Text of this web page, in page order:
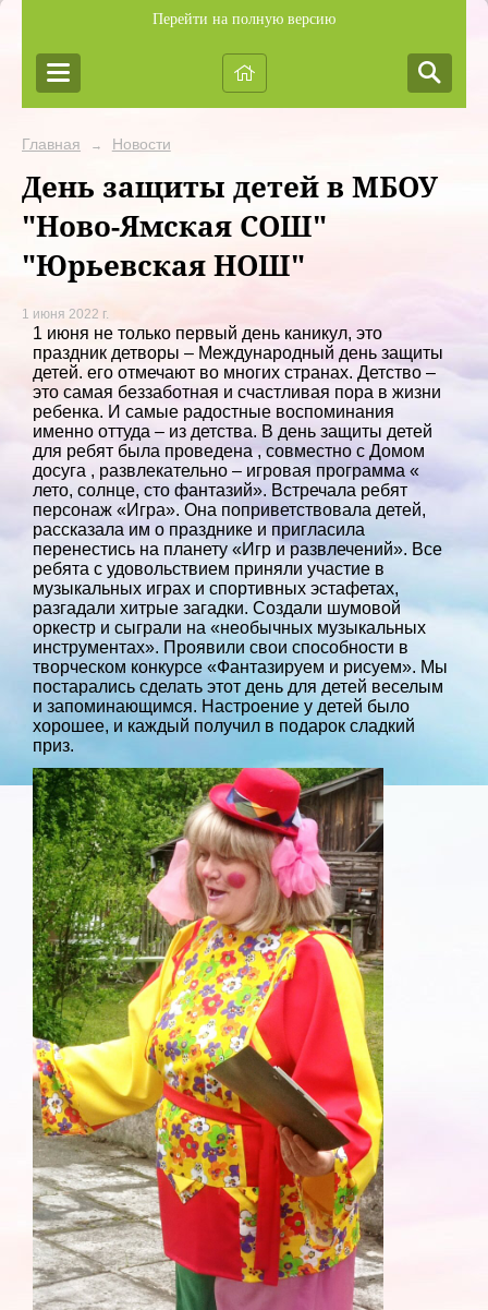
Перейти на полную версию
Главная → Новости
День защиты детей в МБОУ
"Ново-Ямская СОШ"
"Юрьевская НОШ"
1 июня 2022 г.
1 июня не только первый день каникул, это
праздник детворы – Международный день защиты
детей. его отмечают во многих странах. Детство –
это самая беззаботная и счастливая пора в жизни
ребенка. И самые радостные воспоминания
именно оттуда – из детства. В день защиты детей
для ребят была проведена , совместно с Домом
досуга , развлекательно – игровая программа «
лето, солнце, сто фантазий». Встречала ребят
персонаж «Игра». Она поприветствовала детей,
рассказала им о празднике и пригласила
перенестись на планету «Игр и развлечений». Все
ребята с удовольствием приняли участие в
музыкальных играх и спортивных эстафетах,
разгадали хитрые загадки. Создали шумовой
оркестр и сыграли на «необычных музыкальных
инструментах». Проявили свои способности в
творческом конкурсе «Фантазируем и рисуем». Мы
постарались сделать этот день для детей веселым
и запоминающимся. Настроение у детей было
хорошее, и каждый получил в подарок сладкий
приз.